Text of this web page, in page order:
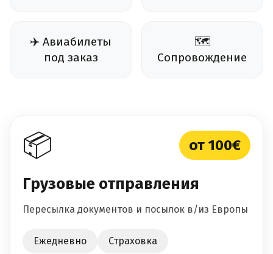
✈️ Авиабилеты
под заказ
🗺️
Сопровождение
📦 от 100€
Грузовые отправления
Пересылка документов и посылок в/из Европы
Ежедневно Страховка